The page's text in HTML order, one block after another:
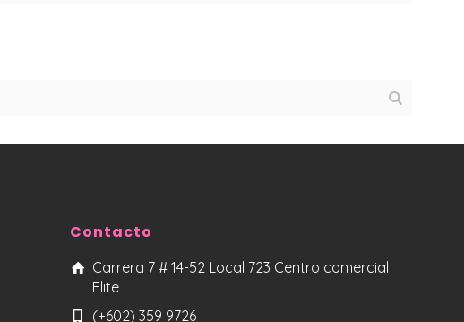
Contacto
Carrera 7 # 14-52 Local 723 Centro comercial
Elite
(+602) 359 9726